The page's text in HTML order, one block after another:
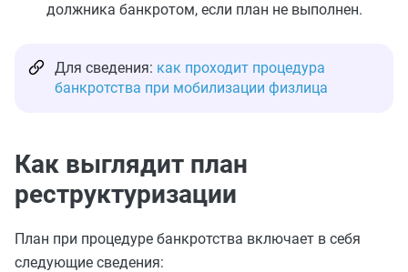
должника банкротом, если план не выполнен.
Для сведения: как проходит процедура
банкротства при мобилизации физлица
Как выглядит план
реструктуризации
План при процедуре банкротства включает в себя
следующие сведения: